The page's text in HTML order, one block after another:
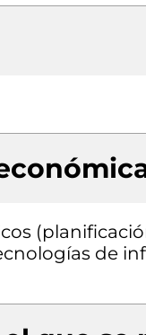
de